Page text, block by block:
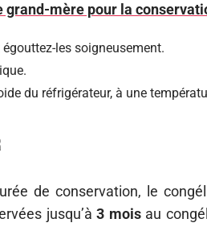
grand-mère pour la
les soigneusement.
du réfrigérateur, à une
de conservation, le
jusqu’à 3 moisau